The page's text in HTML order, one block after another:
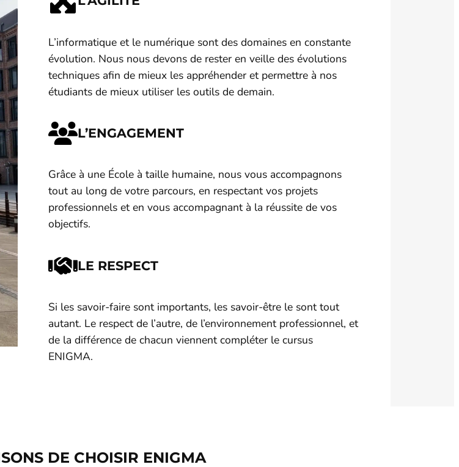
L’informatique et le numérique sont des domaines en constante
évolution. Nous nous devons de rester en veille des évolutions
techniques afin de mieux les appréhender et permettre à nos
étudiants de mieux utiliser les outils de demain.
L’ENGAGEMENT
Grâce à une École à taille humaine, nous vous accompagnons
tout au long de votre parcours, en respectant vos projets
professionnels et en vous accompagnant à la réussite de vos
objectifs.
LE RESPECT
Si les savoir-faire sont importants, les savoir-être le sont tout
autant. Le respect de l’autre, de l’environnement professionnel, et
de la différence de chacun viennent compléter le cursus
ENIGMA.
DE CHOISIR ENIGMA